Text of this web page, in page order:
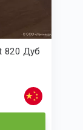
820 Дуб